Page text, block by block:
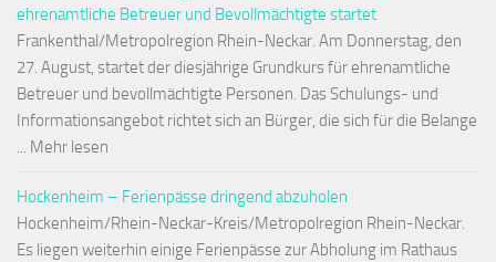
ehrenamtliche Betreuer und Bevollmächtigte startet
Frankenthal/Metropolregion Rhein-Neckar. Am Donnerstag, den
27. August, startet der diesjährige Grundkurs für ehrenamtliche
Betreuer und bevollmächtigte Personen. Das Schulungs- und
Informationsangebot richtet sich an Bürger, die sich für die Belange
... Mehr lesen
Hockenheim – Ferienpässe dringend abzuholen
Hockenheim/Rhein-Neckar-Kreis/Metropolregion Rhein-Neckar.
Es liegen weiterhin einige Ferienpässe zur Abholung im Rathaus